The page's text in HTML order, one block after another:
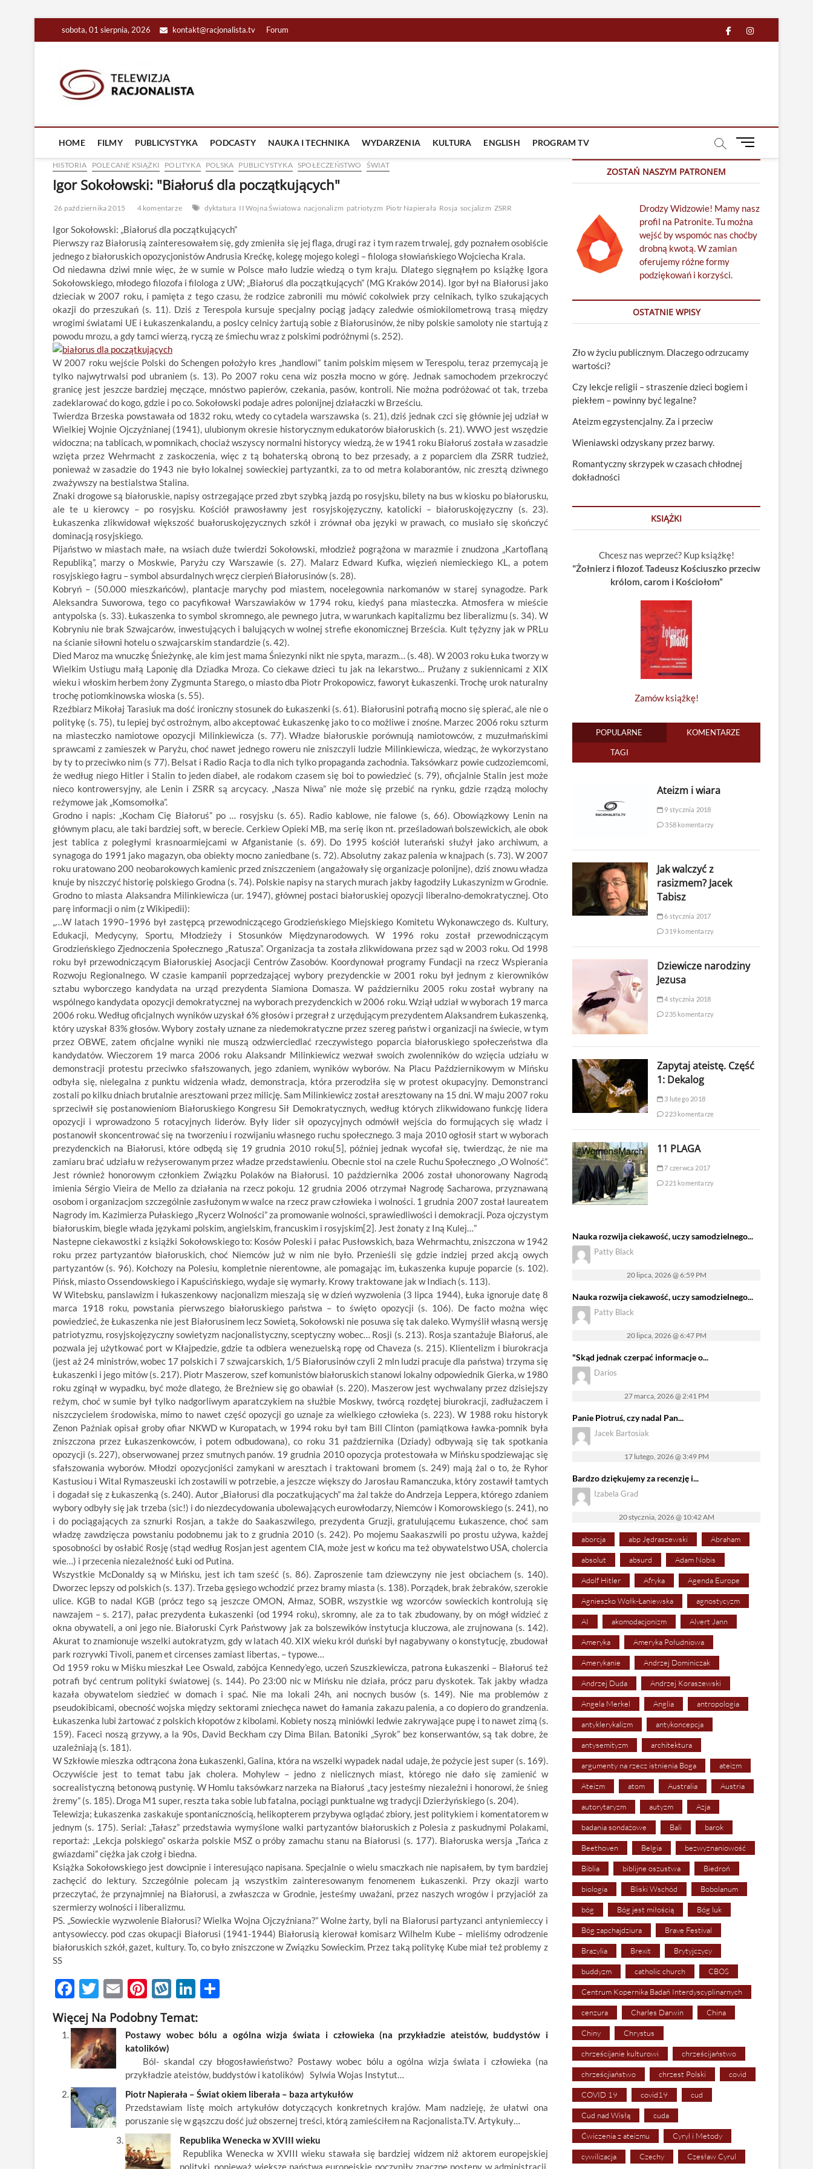
sobota, 01 sierpnia, 2026 kontakt@racjonalista.tv Forum facebook
in
HOME FILMY PUBLICYSTYKA PODCASTY NAUKA I TECHNIKA WYDARZENIA KULTURA ENGLISH PROGRAM TV
M
u
u
t
t
HISTORIA POLECANE KSIĄŻKI POLITYKA POLSKA PUBLICYSTYKA SPOŁECZEŃSTWO ŚWIAT
Igor Sokołowski: "Białoruś dla początkujących"
26 października 2015 4 komentarze dyktatura II Wojna Światowa nacjonalizm patriotyzm Piotr Napierała Rosja socjalizm ZSRR
Igor Sokołowski: „Białoruś dla początkujących”
Pierwszy raz Białorusią zainteresowałem się, gdy zmieniła się jej flaga, drugi raz i tym razem trwalej, gdy poznałem osobiście
jednego z białoruskich opozycjonistów Andrusia Krećkę, kolegę mojego kolegi – filologa słowiańskiego Wojciecha Krala.
Od niedawna dziwi mnie więc, że w sumie w Polsce mało ludzie wiedzą o tym kraju. Dlatego sięgnąłem po książkę Igora
Sokołowskiego, młodego filozofa i filologa z UW; „Białoruś dla początkujących” (MG Kraków 2014). Igor był na Białorusi jako
dzieciak w 2007 roku, i pamięta z tego czasu, że rodzice zabronili mu mówić cokolwiek przy celnikach, tylko szukających
okazji do przeszukań (s. 11). Dziś z Terespola kursuje specjalny pociąg jadący zaledwie ośmiokilometrową trasą między
wrogimi światami UE i Łukaszenkalandu, a poslcy celnicy żartują sobie z Białorusinów, że niby polskie samoloty nie startują z
powodu mrozu, a gdy tamci wierzą, ryczą ze śmiechu wraz z polskimi podróżnymi (s. 252).
W 2007 roku wejście Polski do Schengen położyło kres „handlowi” tanim polskim mięsem w Terespolu, teraz przemycają je
tylko najwytrwalsi pod ubraniem (s. 13). Po 2007 roku cena wiz poszła mocno w górę. Jednak samochodem przekroczyć
granicę jest jeszcze bardziej męczące, mnóstwo papierów, czekania, pasów, kontroli. Nie można podróżować ot tak, trzeba
zadeklarować do kogo, gdzie i po co. Sokołowski podaje adres polonijnej działaczki w Brześciu.
Twierdza Brzeska powstawała od 1832 roku, wtedy co cytadela warszawska (s. 21), dziś jednak czci się głównie jej udział w
Wielkiej Wojnie Ojczyźnianej (1941), ulubionym okresie historycznym edukatorów białoruskich (s. 21). WWO jest wszędzie
widoczna; na tablicach, w pomnikach, chociaż wszyscy normalni historycy wiedzą, że w 1941 roku Białoruś została w zasadzie
wzięta przez Wehrmacht z zaskoczenia, więc z tą bohaterską obroną to bez przesady, a z poparciem dla ZSRR tudzież,
ponieważ w zasadzie do 1943 nie było lokalnej sowieckiej partyzantki, za to od metra kolaborantów, nic zresztą dziwnego
zważywszy na bestialstwa Stalina.
Znaki drogowe są białoruskie, napisy ostrzegające przed zbyt szybką jazdą po rosyjsku, bilety na bus w kiosku po białorusku,
ale te u kierowcy – po rosyjsku. Kościół prawosławny jest rosyjskojęzyczny, katolicki – białoruskojęzyczny (s. 23).
Łukaszenka zlikwidował większość buałoruskojęzycznych szkół i zrównał oba języki w prawach, co musiało się skończyć
dominacją rosyjskiego.
Pijaństwo w miastach małe, na wsiach duże twierdzi Sokołowski, młodzież pogrążona w marazmie i znudzona „Kartoflaną
Republiką”, marzy o Moskwie, Paryżu czy Warszawie (s. 27). Malarz Edward Kufka, więzień niemieckiego KL, a potem
rosyjskiego łagru – symbol absurdalnych wręcz cierpień Białorusinów (s. 28).
Kobryń – (50.000 mieszkańców), plantacje marychy pod miastem, nocelegownia narkomanów w starej synagodze. Park
Aleksandra Suworowa, tego co pacyfikował Warszawiaków w 1794 roku, kiedyś pana miasteczka. Atmosfera w mieście
antypolska (s. 33). Łukaszenka to symbol skromnego, ale pewnego jutra, w warunkach kapitalizmu bez liberalizmu (s. 34). W
Kobryniu nie brak Szwajcarów, inwestujących i balujących w wolnej strefie ekonomicznej Brześcia. Kult tężyzny jak w PRLu
na ścianie siłowni hotelu o szwajcarskim standardzie (s. 42).
Died Maroz ma wnuczkę Śnieżynkę, ale kim jest mama Śniezynki nikt nie spyta, marazm… (s. 48). W 2003 roku Łuka tworzy w
Wielkim Ustiugu małą Laponię dla Dziadka Mroza. Co ciekawe dzieci tu jak na lekarstwo… Prużany z sukiennicami z XIX
wieku i włoskim herbem żony Zygmunta Starego, o miasto dba Piotr Prokopowicz, faworyt Łukaszenki. Trochę urok naturalny
trochę potiomkinowska wioska (s. 55).
Rzeźbiarz Mikołaj Tarasiuk ma dość ironiczny stosunek do Łukaszenki (s. 61). Białorusini potrafią mocno się spierać, ale nie o
politykę (s. 75), tu lepiej być ostrożnym, albo akceptować Łukaszenkę jako to co możliwe i znośne. Marzec 2006 roku szturm
na miasteczko namiotowe opozycji Milinkiewicza (s. 77). Władze białoruskie porównują namiotowców, z muzułmańskimi
sprawcami z zamieszek w Paryżu, choć nawet jednego roweru nie zniszczyli ludzie Milinkiewicza, wiedząc, że wykorzystano
by ty to przeciwko nim (s 77). Belsat i Radio Racja to dla nich tylko propaganda zachodnia. Taksówkarz powie cudzoziemcomi,
że według niego Hitler i Stalin to jeden diabeł, ale rodakom czasem się boi to powiedzieć (s. 79), oficjalnie Stalin jest może
nieco kontrowersyjny, ale Lenin i ZSRR są arcycacy. „Nasza Niwa” nie może się przebić na rynku, gdzie rządzą molochy
reżymowe jak „Komsomołka”.
Grodno i napis: „Kocham Cię Białoruś” po … rosyjsku (s. 65). Radio kablowe, nie falowe (s, 66). Obowiązkowy Lenin na
głównym placu, ale taki bardziej soft, w berecie. Cerkiew Opieki MB, ma serię ikon nt. prześladowań bolszewickich, ale obok
jest tablica z poległymi krasnoarmiejcami w Afganistanie (s. 69). Do 1995 kościół luterański służył jako archiwum, a
synagoga do 1991 jako magazyn, oba obiekty mocno zaniedbane (s. 72). Absolutny zakaz palenia w knajpach (s. 73). W 2007
roku uratowano 200 neobarokowych kamienic przed zniszczeniem (angażowały się organizacje polonijne), dziś znowu władza
knuje by niszczyć historię polskiego Grodna (s. 74). Polskie napisy na starych murach jakby łagodziły Lukaszynizm w Grodnie.
Grodno to miasta Alaksandra Milinkiewicza (ur. 1947), głównej postaci białoruskiej opozycji liberalno-demokratycznej. Oto
parę informacji o nim (z Wikipedii):
„…W latach 1990–1996 był zastępcą przewodniczącego Grodzieńskiego Miejskiego Komitetu Wykonawczego ds. Kultury,
Edukacji, Medycyny, Sportu, Młodzieży i Stosunków Międzynarodowych. W 1996 roku został przewodniczącym
Grodzieńskiego Zjednoczenia Społecznego „Ratusza”. Organizacja ta została zlikwidowana przez sąd w 2003 roku. Od 1998
roku był przewodniczącym Białoruskiej Asocjacji Centrów Zasobów. Koordynował programy Fundacji na rzecz Wspierania
Rozwoju Regionalnego. W czasie kampanii poprzedzającej wybory prezydenckie w 2001 roku był jednym z kierowników
sztabu wyborczego kandydata na urząd prezydenta Siamiona Domasza. W październiku 2005 roku został wybrany na
wspólnego kandydata opozycji demokratycznej na wyborach prezydenckich w 2006 roku. Wziął udział w wyborach 19 marca
2006 roku. Według oficjalnych wyników uzyskał 6% głosów i przegrał z urzędującym prezydentem Alaksandrem Łukaszenką,
który uzyskał 83% głosów. Wybory zostały uznane za niedemokratyczne przez szereg państw i organizacji na świecie, w tym
przez OBWE, zatem oficjalne wyniki nie muszą odzwierciedlać rzeczywistego poparcia białoruskiego społeczeństwa dla
kandydatów. Wieczorem 19 marca 2006 roku Alaksandr Milinkiewicz wezwał swoich zwolenników do wzięcia udziału w
demonstracji protestu przeciwko sfałszowanych, jego zdaniem, wyników wyborów. Na Placu Październikowym w Mińsku
odbyła się, nielegalna z punktu widzenia władz, demonstracja, która przerodziła się w protest okupacyjny. Demonstranci
zostali po kilku dniach brutalnie aresztowani przez milicję. Sam Milinkiewicz został aresztowany na 15 dni. W maju 2007 roku
sprzeciwił się postanowieniom Białoruskiego Kongresu Sił Demokratycznych, według których zlikwidowano funkcję lidera
opozycji i wprowadzono 5 rotacyjnych liderów. Były lider sił opozycyjnych odmówił wejścia do formujących się władz i
postanowił skoncentrować się na tworzeniu i rozwijaniu własnego ruchu społecznego. 3 maja 2010 ogłosił start w wyborach
prezydenckich na Białorusi, które odbędą się 19 grudnia 2010 roku[5], później jednak wycofał się, twierdząc, że nie ma
zamiaru brać udziału w reżyserowanym przez władze przedstawieniu. Obecnie stoi na czele Ruchu Społecznego „O Wolność”.
Jest również honorowym członkiem Związku Polaków na Białorusi. 10 października 2006 został uhonorowany Nagrodą
imienia Sérgio Vieira de Mello za działania na rzecz pokoju. 12 grudnia 2006 otrzymał Nagrodę Sacharowa, przyznawaną
osobom i organizacjom szczególnie zasłużonym w walce na rzecz praw człowieka i wolności. 1 grudnia 2007 został laureatem
Nagrody im. Kazimierza Pułaskiego „Rycerz Wolności” za promowanie wolności, sprawiedliwości i demokracji. Poza ojczystym
białoruskim, biegle włada językami polskim, angielskim, francuskim i rosyjskim[2]. Jest żonaty z Iną Kulej…”
Nastepne ciekawostki z książki Sokołowskiego to: Kosów Poleski i pałac Pusłowskich, baza Wehrmachtu, zniszczona w 1942
roku przez partyzantów białoruskich, choć Niemców już w nim nie było. Przenieśli się gdzie indziej przed akcją owych
partyzantów (s. 96). Kołchozy na Polesiu, kompletnie nierentowne, ale pomagając im, Łukaszenka kupuje poparcie (s. 102).
Pińsk, miasto Ossendowskiego i Kapuścińskiego, wydaje się wymarły. Krowy traktowane jak w Indiach (s. 113).
W Witebsku, panslawizm i łukaszenkowy nacjonalizm mieszają się w dzień wyzwolenia (3 lipca 1944), Łuka ignoruje datę 8
marca 1918 roku, powstania pierwszego białoruskiego państwa – to święto opozycji (s. 106). De facto można więc
powiedzieć, że Łukaszenka nie jest Białorusinem lecz Sowietą, Sokołowski nie posuwa się tak daleko. Wymyślił własną wersję
patriotyzmu, rosyjskojęzyczny sowietyzm nacjonalistyczny, sceptyczny wobec… Rosji (s. 213). Rosja szantażuje Białoruś, ale
pozwala jej użytkować port w Kłajpedzie, gdzie ta odbiera wenezuelską ropę od Chaveza (s. 215). Klientelizm i biurokracja
(jest aż 24 ministrów, wobec 17 polskich i 7 szwajcarskich, 1/5 Białorusinów czyli 2 mln ludzi pracuje dla państwa) trzyma się
Łukaszenki i jego mitów (s. 217). Piotr Maszerow, szef komunistów białoruskich stanowi lokalny odpowiednik Gierka, w 1980
roku zginął w wypadku, być może dlatego, że Breżniew się go obawiał (s. 220). Maszerow jest wychwalany przez dzisiejszy
reżym, choć w sumie był tylko nadgorliwym aparatczykiem na służbie Moskwy, twórcą rozdętej biurokracji, zadłużaczem i
niszczycielem środowiska, mimo to nawet część opozycji go uznaje za wielkiego człowieka (s. 223). W 1988 roku historyk
Zenon Paźniak opisał groby ofiar NKWD w Kuropatach, w 1994 roku był tam Bill Clinton (pamiątkowa ławka-pomnik była
zniszczona przez Łukaszenkowców, i potem odbudowana), co roku 31 października (Dziady) odbywają się tak spotkania
opozycji (s. 227), obserwowanej przez smutnych panów. 19 grudnia 2010 opozycja protestowała w Mińsku spodziewając się
sfałszowania wyborów. Młodzi opozycjoniści zamykani w aresztach i traktowani bromem (s. 249) mają żal o to, że Ryhor
Kastusiou i Wital Rymaszeuski ich zostawili w potrzebie, a jeszcze większy do Jarosłau Ramanczuka, który zostawił tamtych
i dogadał się z Łukaszenką (s. 240). Autor „Białorusi dla poczatkujących” ma żal także do Andrzeja Leppera, którego zdaniem
wybory odbyły się jak trzeba (sic!) i do niezdecydowania ubolewających eurowłodarzy, Niemców i Komorowskiego (s. 241), no
i do pociągających za sznurki Rosjan, a także do Saakaszwilego, prezydenta Gruzji, gratulującemu Łukaszence, choć sam
władzę zawdzięcza powstaniu podobnemu jak to z grudnia 2010 (s. 242). Po mojemu Saakaszwili po prostu używa, każdej
sposobności by osłabić Rosję (stąd według Rosjan jest agentem CIA, może jest w końcu ma też obywatelstwo USA, cholercia
wie…) i przecenia niezależność Łuki od Putina.
Wszystkie McDonaldy są w Mińsku, jest ich tam sześć (s. 86). Zaproszenie tam dziewczyny nie jest obciachem (s. 140).
Dworzec lepszy od polskich (s. 137). Trzeba gęsiego wchodzić przez bramy miasta (s. 138). Porządek, brak żebraków, szerokie
ulice. KGB to nadal KGB (prócz tego są jeszcze OMON, Ałmaz, SOBR, wszystkie wg wzorców sowieckich kontrolują się
nawzajem – s. 217), pałac prezydenta Łukaszenki (od 1994 roku), skromny, ale za to tak zbudowany, by on mógł widzieć z
okna obywateli, a oni jego nie. Białoruski Cyrk Państwowy jak za bolszewików instytucja kluczowa, ale zrujnowana (s. 142).
Akurat to znamionuje wszelki autokratyzm, gdy w latach 40. XIX wieku król duński był nagabywany o konstytucję, zbudował
park rozrywki Tivoli, panem et circenses zamiast libertas, – typowe…
Od 1959 roku w Miśku mieszkał Lee Oswald, zabójca Kennedy’ego, uczeń Szuszkiewicza, patrona Łukaszenki – Białoruś też
potrafi być centrum polityki światowej (s. 144). Po 23:00 nic w Mińsku nie działa, prócz paru dyskotek. Tak jakby władza
kazała obywatelom siedzieć w domach i spać. Nie ma lokali 24h, ani nocnych busów (s. 149). Nie ma problemów z
pseudokibicami, obecność wojska między sektorami zniechęca nawet do łamania zakazu palenia, a co dopiero do grandzenia.
Łukaszenka lubi żartować z polskich kłopotów z kibolami. Kobiety noszą miniówki ledwie zakrywające pupę i to nawet zimą (s.
159). Faceci noszą grzywy, a la 90s, David Beckham czy Dima Bilan. Batoniki „Syrok” bez konserwantów, są tak dobre, że
uzależniają (s. 181).
W Szkłowie mieszka odtrącona żona Łukaszenki, Galina, która na wszelki wypadek nadal udaje, że pożycie jest super (s. 169).
Oczywiście jest to temat tabu jak cholera. Mohylew – jedno z nielicznych miast, którego nie dało się zamienić w
socrealistyczną betonową pustynię. W Homlu taksówkarz narzeka na Białoruś „tacy jesteśmy niezależni i honorowi, że śnieg
żremy” (s. 185). Droga M1 super, reszta taka sobie lub fatalna, pociągi punktualne wg tradycji Dzierżyńskiego (s. 204).
Telewizja; Łukaszenka zaskakuje spontanicznością, helikopterem przybywa oglądać zbiory, jest politykiem i komentatorem w
jednym (s. 175). Serial: „Tałasz” przedstawia wymyślone walki partyzantów białoruskich z Polesia z paskudnymi Polakami,
reportaż: „Lekcja polskiego” oskarża polskie MSZ o próby zamachu stanu na Białorusi (s. 177). Białoruska wersja „Tańca z
gwiazdami” ciężka jak czołg i biedna.
Książka Sokołowskiego jest dowcipnie i interesująco napisana. Specjalnie o wielu smaczkach nie napisałem, by tym bardziej
zachęcić do lektury. Szczególnie polecam ją wszystkim zainteresowanym fenomenem Łukaszenki. Przy okazji warto
przeczytać, że przynajmniej na Białorusi, a zwłaszcza w Grodnie, jesteśmy uważani, przez naszych wrogów i przyjaciół za
szermierzy wolności i liberalizmu.
PS. „Sowieckie wyzwolenie Białorusi? Wielka Wojna Ojczyźniana?” Wolne żarty, byli na Białorusi partyzanci antyniemieccy i
antysowieccy. pod czas okupacji Białorusi (1941-1944) Białorusią kierował komisarz Wilhelm Kube – mieliśmy odrodzenie
białoruskich szkół, gazet, kultury. To, co było zniszczone w Związku Sowieckim. Przez taką politykę Kube miał też problemy z
SS
F
ac
e
b
o
o
k
T
w
itt
er
E
m
ail
Pi
nt
er
es
t
W
k
p
Li
k
dI
n
ar
Więcej Na Podobny Temat:
Postawy wobec bólu a ogólna wizja świata i człowieka (na przykładzie ateistów, buddystów i
katolików)
Ból- skandal czy błogosławieństwo? Postawy wobec bólu a ogólna wizja świata i człowieka (na
przykładzie ateistów, buddystów i katolików) Sylwia Wojas Instytut…
Piotr Napierała – Świat okiem liberała – baza artykułów
Przedstawiam listę moich artykułów dotyczących konkretnych krajów. Mam nadzieję, że ułatwi ona
poruszanie się w gąszczu dość już obszernej treści, którą zamieściłem na Racjonalista.TV. Artykuły…
Republika Wenecka w XVIII wieku
Republika Wenecka w XVIII wieku stawała się bardziej widzem niż aktorem europejskiej
polityki, ponieważ większe państwa europejskie poczyniły znaczne postępy w administracji.
ZOSTAŃ NASZYM PATRONEM
Drodzy Widzowie! Mamy nasz
profil na Patronite. Tu można
wejść by wspomóc nas choćby
drobną kwotą. W zamian
oferujemy różne formy
podziękowań i korzyści.
OSTATNIE WPISY
Zło w życiu publicznym. Dlaczego odrzucamy
wartości?
Czy lekcje religii – straszenie dzieci bogiem i
piekłem – powinny być legalne?
Ateizm egzystencjalny. Za i przeciw
Wieniawski odzyskany przez barwy.
Romantyczny skrzypek w czasach chłodnej
dokładności
KSIĄŻKI
Chcesz nas weprzeć? Kup książkę!
"Żołnierz i filozof. Tadeusz Kościuszko przeciw
królom, carom i Kościołom”
Zamów książkę!
POPULARNE KOMENTARZE
TAGI
Ateizm i wiara
9 stycznia 2018
358 komentarzy
Jak walczyć z
rasizmem? Jacek
Tabisz
6 stycznia 2017
319 komentarzy
Dziewicze narodziny
Jezusa
4 stycznia 2018
235 komentarzy
Zapytaj ateistę. Część
1: Dekalog
3 lutego 2018
223 komentarze
11 PLAGA
7 czerwca 2017
221 komentarzy
Nauka rozwija ciekawość, uczy samodzielnego...
Patty Black
20 lipca, 2026 @ 6:59 PM
Nauka rozwija ciekawość, uczy samodzielnego...
Patty Black
20 lipca, 2026 @ 6:47 PM
"Skąd jednak czerpać informacje o...
Darios
27 marca, 2026 @ 2:41 PM
Panie Piotruś, czy nadal Pan...
Jacek Bartosiak
17 lutego, 2026 @ 3:49 PM
Bardzo dziękujemy za recenzję i...
Izabela Grad
20 stycznia, 2026 @ 10:42 AM
aborcja abp Jędraszewski Abraham
absolut absurd Adam Nobis
Adolf Hitler Afryka Agenda Europe
Agnieszko Wołk-Łaniewska agnostycyzm
AI akomodacjonizm Alvert Jann
Ameryka Ameryka Południowa
Amerykanie Andrzej Dominiczak
Andrzej Duda Andrzej Koraszewski
Angela Merkel Anglia antropologia
antyklerykalizm antykoncepcja
antysemityzm architektura
argumenty na rzecz istnienia Boga ateizm
Ateizm atom Australia Austria
autorytaryzm autyzm Azja
badania sondażowe Bali barok
Beethoven Belgia bezwyznaniowość
Biblia biblijne oszustwa Biedroń
biologia Bliski Wschód Bobolanum
bóg Bóg jest miłością Bóg luk
Bóg zapchajdziura Brave Festival
Brazylia Brexit Brytyjczycy
buddyzm catholic church CBOS
Centrum Kopernika Badań Interdyscyplinarnych
cenzura Charles Darwin China
Chiny Chrystus
chrześcijanie kulturowi chrześcijaństwo
chrześcjiaństwo chrzest Polski covid
COVID 19 covid19 cud
Cud nad Wisłą cuda
Ćwiczenia z ateizmu Cyryl i Metody
cywilizacja Czechy Czesław Cyrul